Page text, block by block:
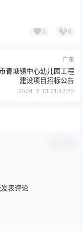
0 0
广东
青塘镇中心幼儿园工程
建设项目招标公告
2024-2-13 21:42:20
表评论